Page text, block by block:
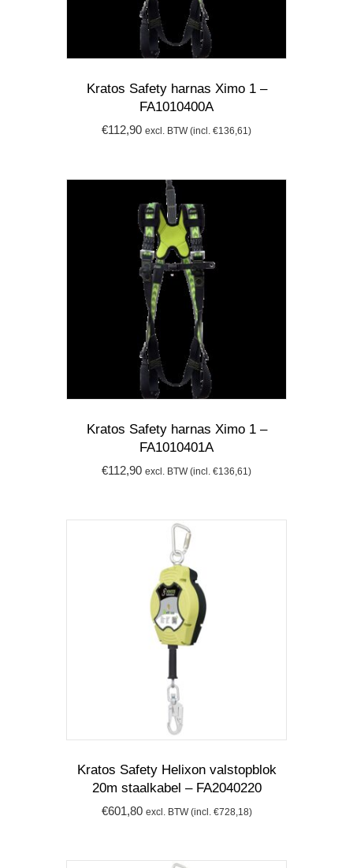
Kratos Safety harnas Ximo 1 –
FA1010400A
€112,90 excl. BTW (incl. €136,61 )
Kratos Safety harnas Ximo 1 –
FA1010401A
€112,90 excl. BTW (incl. €136,61 )
Kratos Safety Helixon valstopblok
20m staalkabel – FA2040220
€601,80 excl. BTW (incl. €728,18)